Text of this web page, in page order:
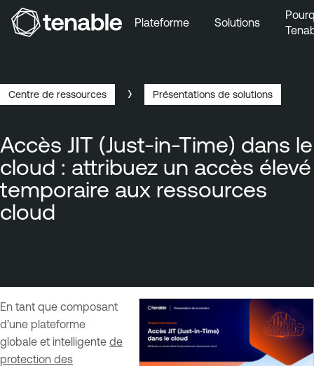
Aller au bas de la page
Plateforme Solutions
Breadcrumb
Centre de ressources Présentations de solutions
Accès JIT (Just-in-Time) dans le
cloud : attribuez un accès élevé
temporaire aux ressources
cloud
En tant que composant
d’une plateforme
globale et intelligente de
protection des